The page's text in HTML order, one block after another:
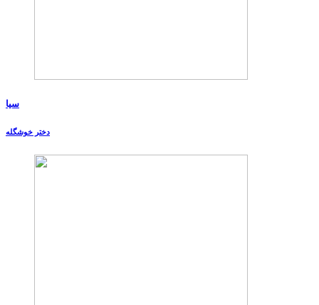
سیا
دختر خوشگله